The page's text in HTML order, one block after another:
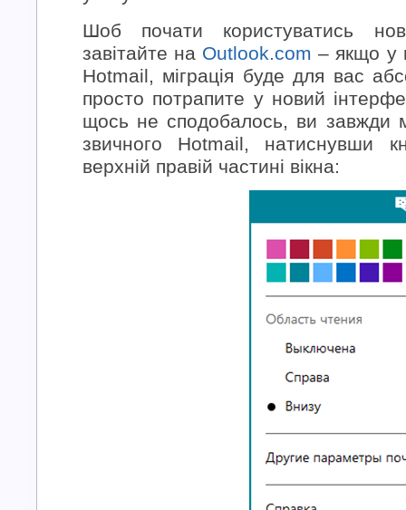
Шоб почати користуватись
завітайте на Outlook.com – якщо у
Hotmail, міграція буде для вас
просто потрапите у новий
щось не сподобалось, ви завжди
звичного Hotmail, натиснувши
верхній правій частині вікна: